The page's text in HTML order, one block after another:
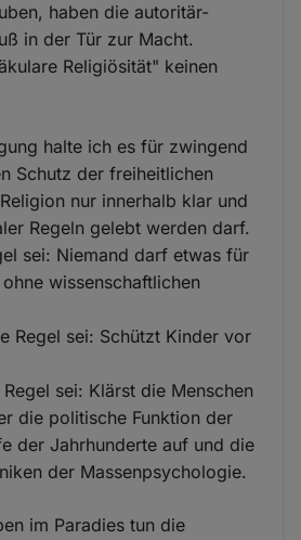
haben die autoritär-
in der Tür zur Macht.
Religiösität" keinen
halte ich es für zwingend
Schutz der freiheitlichen
nur innerhalb klar und
Regeln gelebt werden darf.
sei: Niemand darf etwas für
wissenschaftlichen
Regel sei: Schützt Kinder vor
sei: Klärst die Menschen
die politische Funktion der
der Jahrhunderte auf und die
der Massenpsychologie.
im Paradies tun die